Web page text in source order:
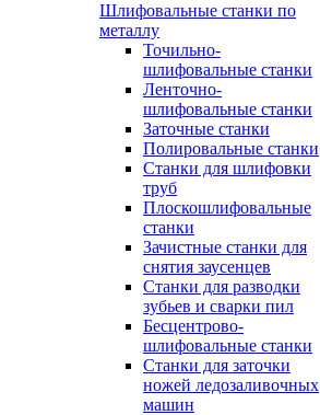
Шлифовальные станки по
металлу
Точильно-
шлифовальные станки
Ленточно-
шлифовальные станки
Заточные станки
Полировальные станки
Станки для шлифовки
труб
Плоскошлифовальные
станки
Зачистные станки для
снятия заусенцев
Станки для разводки
зубьев и сварки пил
Бесцентрово-
шлифовальные станки
Станки для заточки
ножей ледозаливочных
машин